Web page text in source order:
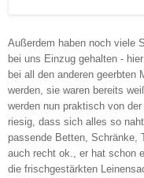
Außerdem haben noch viele
bei uns Einzug gehalten -
bei all den anderen
werden, sie waren bereits
werden nun praktisch von
riesig, dass sich alles so
passende Betten, Schränke,
auch recht ok., er hat schon
die frischgestärkten